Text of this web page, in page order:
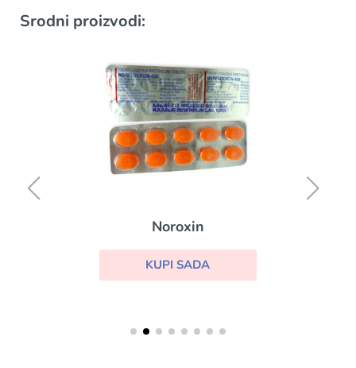
Srodni proizvodi:
Noroxin
KUPI SADA